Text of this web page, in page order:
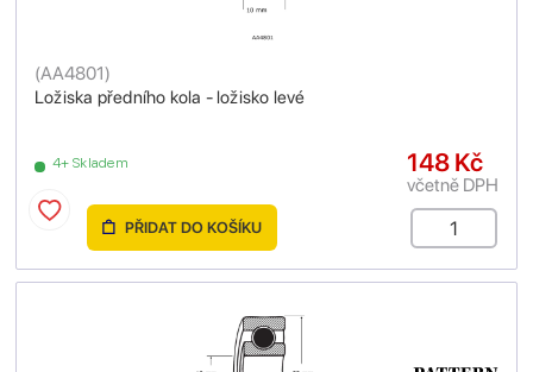
Ložiska předního kola - ložisko levé
(AA4801)
4+ Skladem 148 Kč
včetně DPH
PŘIDAT DO KOŠÍKU